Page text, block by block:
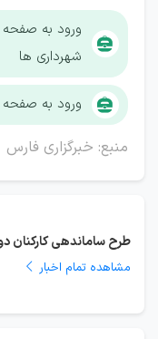
ورود به
شهرداری ها
ورود به
منبع: خبرگزاری فارس
طرح ساماندهی کارکنان
مشاهده تمام اخبار